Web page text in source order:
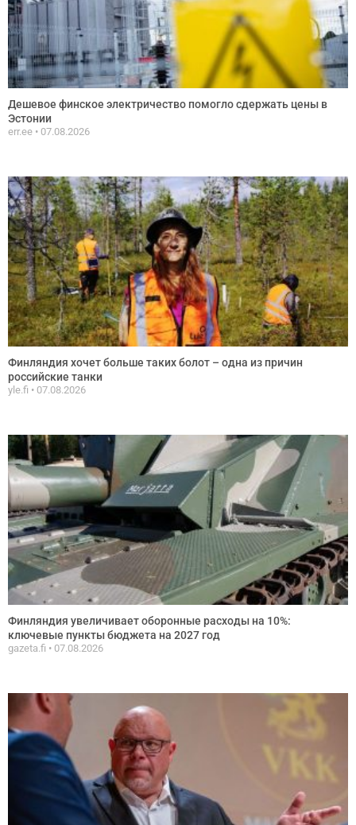
Дешевое финское электричество помогло сдержать цены в
Эстонии
err.ee 07.08.2026
Финляндия хочет больше таких болот – одна из причин
российские танки
yle.fi 07.08.2026
Финляндия увеличивает оборонные расходы на 10%:
ключевые пункты бюджета на 2027 год
gazeta.fi 07.08.2026